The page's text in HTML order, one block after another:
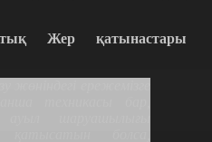
Жер қатынастары